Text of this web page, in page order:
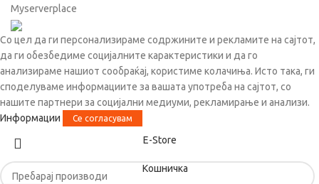
Myserverplace
Со цел да ги персонализираме содржините и рекламите на сајтот,
да ги обезбедиме социјалните карактеристики и да го
анализираме нашиот сообраќај, користиме колачиња. Исто така, ги
споделуваме информациите за вашата употреба на сајтот, со
нашите партнери за социјални медиуми, рекламирање и анализи.
Информации
Се согласувам
Е-Store
Кошничка